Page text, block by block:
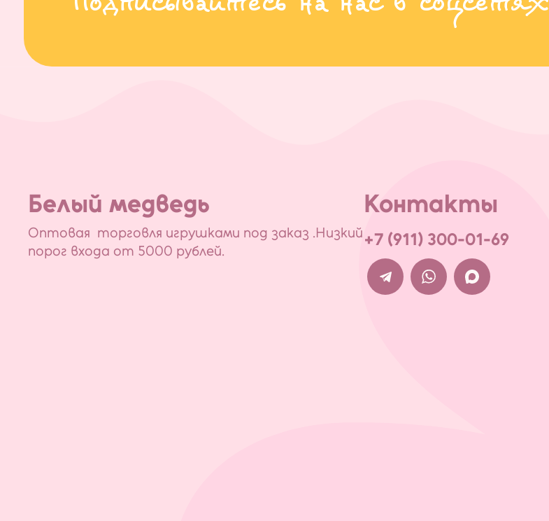
Белый медведь
Оптовая торговля игрушками под заказ .Низкий
порог входа от 5000 рублей.
Контакты
+7 (911) 300-01-69